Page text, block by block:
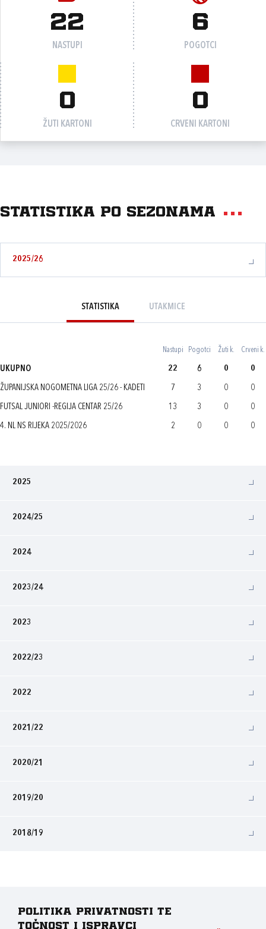
22
NASTUPI
6
POGOTCI
0
ŽUTI KARTONI
0
CRVENI KARTONI
Statistika po sezonama
2025/26
STATISTIKA UTAKMICE
Nastupi Pogotci Žuti k. Crveni k.
UKUPNO 22 6 0 0
ŽUPANIJSKA NOGOMETNA LIGA 25/26 - KADETI 7 3 0 0
FUTSAL JUNIORI -REGIJA CENTAR 25/26 13 3 0 0
4. NL NS RIJEKA 2025/2026 2 0 0 0
2025
2024/25
2024
2023/24
2023
2022/23
2022
2021/22
2020/21
2019/20
2018/19
Politika privatnosti te
točnost i ispravci